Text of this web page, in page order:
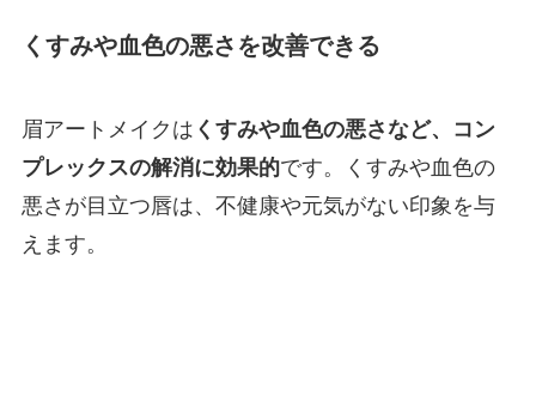
くすみや血色の悪さを改善できる
眉アートメイクは くすみや血色の悪さなど、コン
プレックスの解消に効果的です。くすみや血色の
悪さが目立つ唇は、不健康や元気がない印象を与
えます。